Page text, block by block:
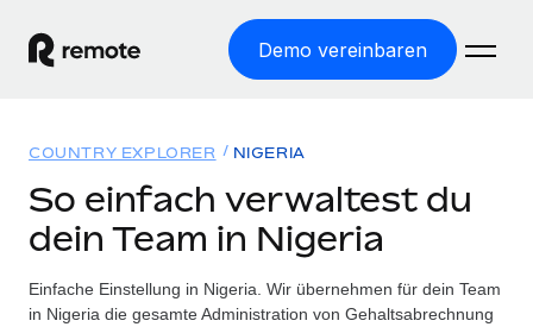
Demo vereinbaren
WELTWEITE BESCHÄFTIGUNG
Globale Payroll
Einfache, rechtssicher Payroll
Lösungen
WELTWEITE ABDECKUNG
Ressourcen
COUNTRY EXPLORER NIGERIA
So einfach verwaltest du
dein Team in Nigeria
Einfache Einstellung in Nigeria. Wir übernehmen für dein Team
in Nigeria die gesamte Administration von Gehaltsabrechnung